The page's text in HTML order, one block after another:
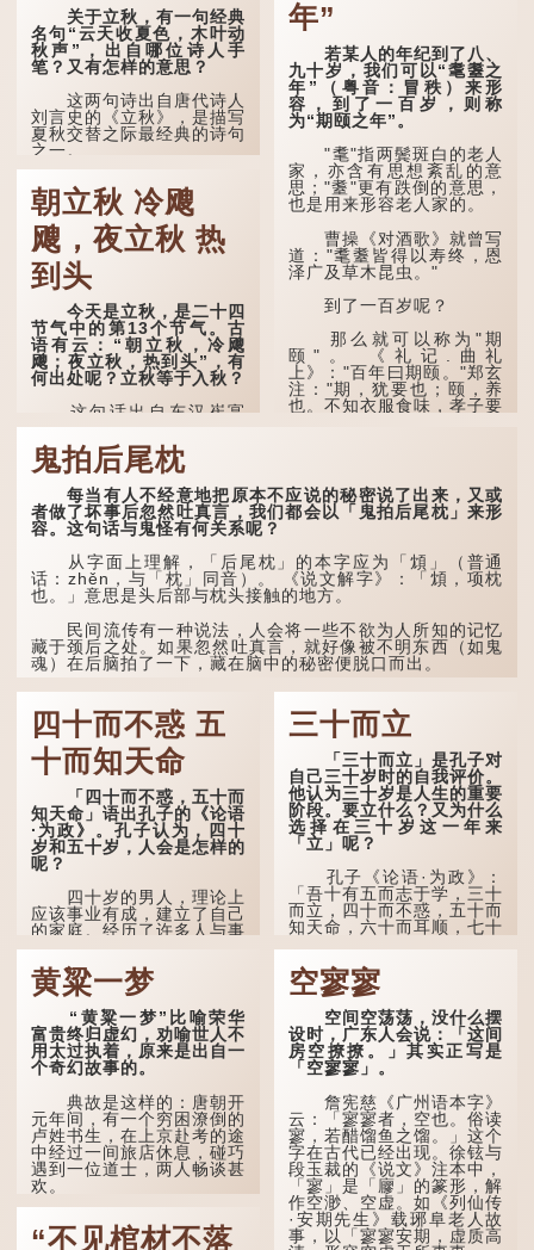
关于立秋，有一句经典
名句“云天收夏色，木叶动
秋声”，出自哪位诗人手
笔？又有怎样的意思？
这两句诗出自唐代诗人
刘言史的《立秋》，是描写
夏秋交替之际最经典的诗句
之一。
《立秋》全诗如下：
兹晨戒流火，商飙早已
惊。 云天收夏色，木
叶动秋声。
诗的前两句写的是：这
一天早安，天上的“流
火”（指大火星，象征暑
气）开始消退，凉爽的秋风
（商飙，即西风）已经悄然
吹起。后两句，便是全诗的
灵魂...
朝立秋 冷飕
飕，夜立秋 热
到头
今天是立秋，是二十四
节气中的第13个节气。古
语有云：“朝立秋，冷飕
飕；夜立秋，热到头”，有
何出处呢？立秋等于入秋？
这句话出自东汉崔寔
《四民月令》：“朝立秋，
冷飕飕；夜立秋，热到
头”。到了清代，顾禄在
《清嘉录》里记录苏州风俗
时，也引用了这句谚语。不
过当地百姓的口头说法
是“朝立秋，渹飕飕；夜立
有不同，但意思完全一致。
那么，这句话到底准不
朴素观察：如果立秋的精
确...
年”
若某人的年纪到了八、
九十岁，我们可以“耄耋之
年”（粤音：冒秩）来形
容，到了一百岁，则称
为“期颐之年”。
"耄"指两鬓斑白的老人
家，亦含有思想紊乱的意
思；"耋"更有跌倒的意思，
也是用来形容老人家的。
曹操《对酒歌》就曾写
道："耄耋皆得以寿终，恩
泽广及草木昆虫。"
到了一百岁呢？
那么就可以称为"期
颐"。 《礼记.曲礼
上》："百年曰期颐。"郑玄
注："期，犹要也；颐，养
也。不知衣服食味，孝子要
鬼拍后尾枕
每当有人不经意地把原本不应说的秘密说了出来，又或
者做了坏事后忽然吐真言，我们都会以「鬼拍后尾枕」来形
容。这句话与鬼怪有何关系呢？
从字面上理解，「后尾枕」的本字应为「䪴」（普通
话：zhěn，与「枕」同音）。 《说文解字》：「䪴，项枕
也。」意思是头后部与枕头接触的地方。
民间流传有一种说法，人会将一些不欲为人所知的记忆
藏于颈后之处。如果忽然吐真言，就好像被不明东西（如鬼
魂）在后脑拍了一下，藏在脑中的秘密便脱口而出。
因此...
四十而不惑 五
十而知天命
「四十而不惑，五十而
知天命」语出孔子的《论语
·为政》。孔子认为，四十
岁和五十岁，人会是怎样的
呢？
四十岁的男人，理论上
应该事业有成，建立了自己
的家庭。经历了许多人与事
之后，对事物有了自己的判
断能力，不会轻易为表象所
迷惑。
孔子在《论语·子罕》
也说：「知者不惑，仁者不
忧，勇者不惧。」「知」与
智慧的「智」相通，四十岁
的男人应已累积足够智慧，
不再对自己的人生感到困
惑、忧虑与恐惧。
到了五十岁，...
三十而立
「三十而立」是孔子对
自己三十岁时的自我评价。
他认为三十岁是人生的重要
阶段。要立什么？又为什么
选择在三十岁这一年来
「立」呢？
孔子《论语·为政》：
「吾十有五而志于学，三十
而立，四十而不惑，五十而
知天命，六十而耳顺，七十
在古代，男子一般于二
十岁进行冠礼，冠礼完成后
便是成人，但由于未达壮
年，所以又称「弱冠」。
《礼记·曲礼》明确记载：
「人生十年曰幼，学；二十
曰弱，冠；三十曰壮，有
室。」这说明三十岁...
黄粱一梦
“黄粱一梦”比喻荣华
富贵终归虚幻，劝喻世人不
用太过执着，原来是出自一
个奇幻故事的。
典故是这样的：唐朝开
元年间，有一个穷困潦倒的
卢姓书生，在上京赴考的途
中经过一间旅店休息，碰巧
遇到一位道士，两人畅谈甚
欢。
自己虽贵为读书人，但一直
“不见棺材不落
空寥寥
空间空荡荡，没什么摆
设时，广东人会说：「这间
房空撩撩。」其实正写是
「空寥寥」。
詹宪慈《广州语本字》
云：「寥寥者，空也。俗读
寥，若醋馏鱼之馏。」这个
字在古代已经出现。徐铉与
段玉裁的《说文》注本中，
「寥」是「廫」的篆形，解
作空渺、空虚。如《列仙传
·安期先生》载琊阜老人故
事，以「寥寥安期，虚质高